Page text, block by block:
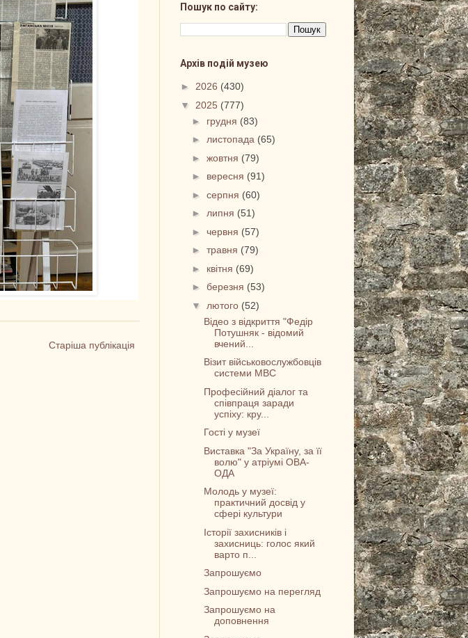
Старіша публікація
Пошук по сайту:
Архів подій музею
► 2026 (430)
▼ 2025 (777)
► грудня (83)
►листопада (65)
►жовтня (79)
► вересня (91)
►серпня (60)
►липня (51)
►червня (57)
►травня (79)
► квітня (69)
►березня (53)
▼ лютого (52)
Відео з відкриття "Федір
Потушняк - відомий
вчений...
Візит військовослужбовців
системи МВС
Професійний діалог та
співпраця заради
успіху: кру...
Гості у музеї
Виставка "За Україну, за її
волю" у атріумі ОВА-
ОДА
Молодь у музеї:
практичний досвід у
сфері культури
Історії захисників і
захисниць: голос який
варто п...
Запрошуємо
Запрошуємо на перегляд
Запрошуємо на
доповнення